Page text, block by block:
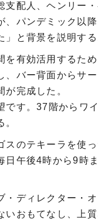
支配人、ヘンリー
、パンデミック以
と背景を説明する
を有効活用するた
、バー背面からサ
が完成した。
です。37階からワ
スのテキーラを使
日午後4時から9時ま
・ディレクター・
いおもてなし、上